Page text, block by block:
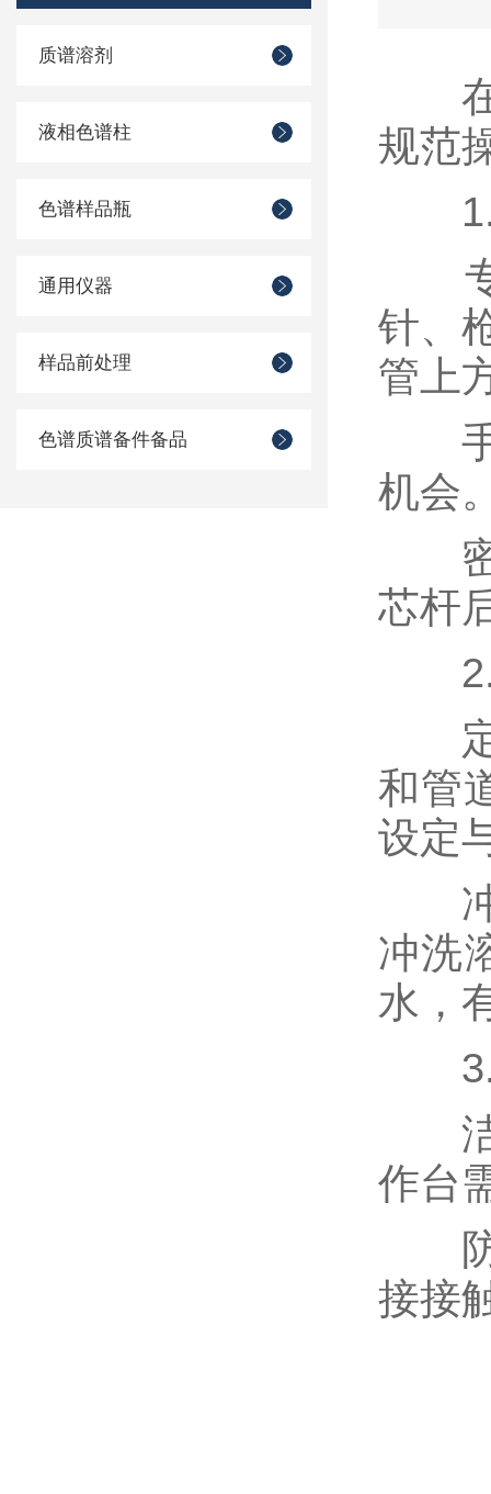
质谱溶剂
液相色谱柱
色谱样品瓶
通用仪器
样品前处理
色谱质谱备件备品
在
规范
1.
专
针、
管上
手
机会
密
芯杆
定
和管
设定
冲
冲洗
水，
3.
洁
作台
防
接接